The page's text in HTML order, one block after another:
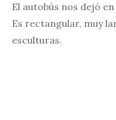
El autobús nos dejó
Es rectangular, muy
esculturas.